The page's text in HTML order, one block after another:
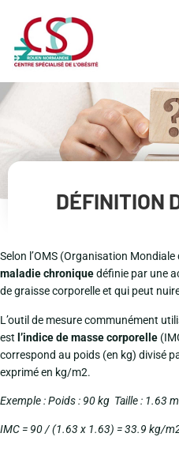
DÉFINITION
Selon l’OMS (Organisation Mondiale
maladie chroniquedéfinie par une
de graisse corporelle et qui peut
L’outil de mesure communément
est l’indice de masse corporelle
correspond au poids (en kg) divisé
exprimé en kg/m2.
Exemple : Poids : 90 kg Taille : 1.63 m
IMC = 90 / (1.63 x 1.63) = 33.9 kg/